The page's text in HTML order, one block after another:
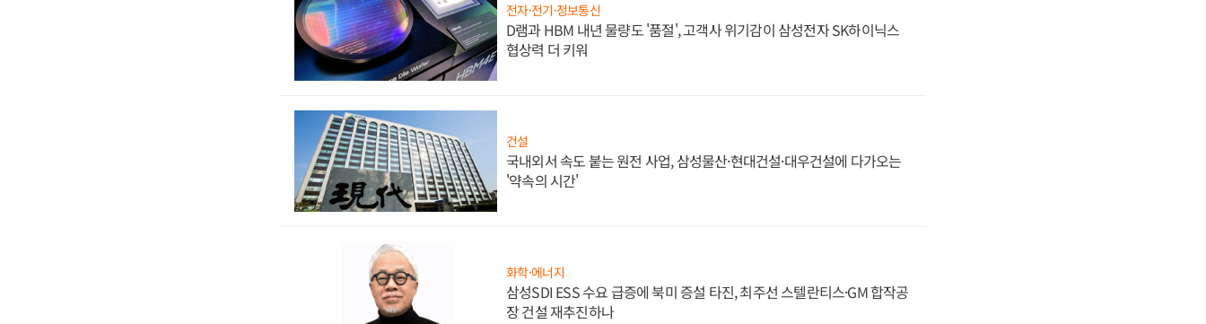
전자·전기·정보통신
D램과 HBM 내년 물량도 '품절', 고객사 위기감이 삼성전자 SK하이닉스
협상력 더 키워
건설
국내외서 속도 붙는 원전 사업, 삼성물산·현대건설·대우건설에 다가오는
'약속의 시간'
화학·에너지
삼성SDI ESS 수요 급증에 북미 증설 타진, 최주선 스텔란티스·GM 합작공
장 건설 재추진하나